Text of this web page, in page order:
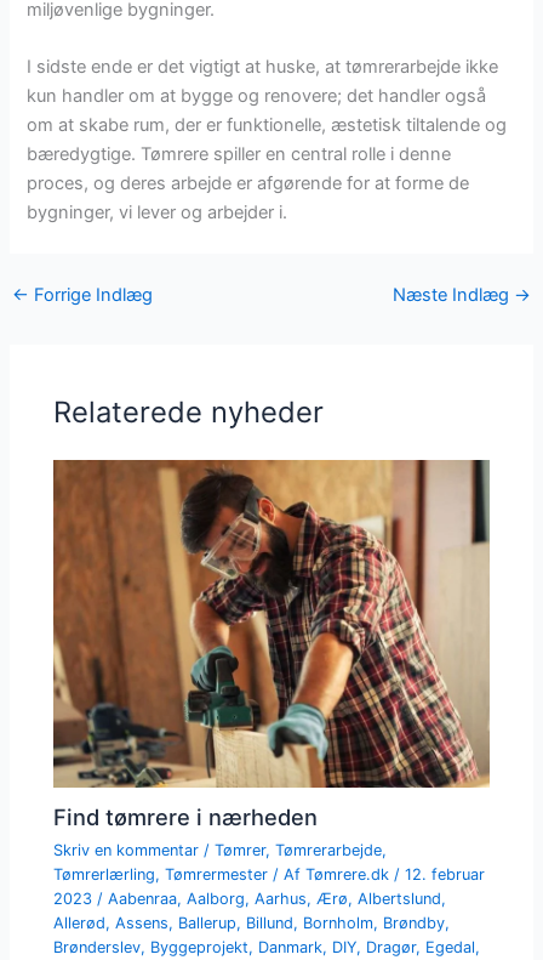
miljøvenlige bygninger.
I sidste ende er det vigtigt at huske, at tømrerarbejde ikke
kun handler om at bygge og renovere; det handler også
om at skabe rum, der er funktionelle, æstetisk tiltalende og
bæredygtige. Tømrere spiller en central rolle i denne
proces, og deres arbejde er afgørende for at forme de
bygninger, vi lever og arbejder i.
← Forrige Indlæg Næste Indlæg →
Relaterede nyheder
Find tømrere i nærheden
Skriv en kommentar /Tømrer,Tømrerarbejde,
Tømrerlærling,Tømrermester / AfTømrere.dk /12. februar
2023 /Aabenraa,Aalborg,Aarhus, Ærø,Albertslund,
Allerød,Assens, Ballerup, Billund, Bornholm, Brøndby,
Brønderslev, Byggeprojekt, Danmark, DIY, Dragør, Egedal,